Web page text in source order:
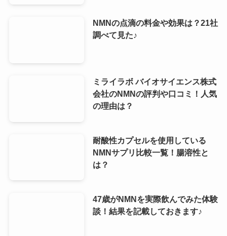
NMNの点滴の料金や効果は？21社
調べて見た♪
ミライラボ バイオサイエンス株式
会社のNMNの評判や口コミ！人気
の理由は？
耐酸性カプセルを使用している
NMNサプリ比較一覧！腸溶性と
は？
47歳がNMNを実際飲んでみた体験
談！結果を記載しておきます♪